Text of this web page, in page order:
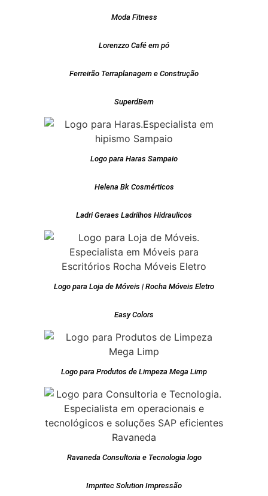
Moda Fitness
Lorenzzo Café em pó
Ferreirão Terraplanagem e Construção
SuperdBem
Logo para Haras Sampaio
Helena Bk Cosmérticos
Ladri Geraes Ladrilhos Hidraulicos
Logo para Loja de Móveis | Rocha Móveis Eletro
Easy Colors
Logo para Produtos de Limpeza Mega Limp
Ravaneda Consultoria e Tecnologia logo
Impritec Solution Impressão